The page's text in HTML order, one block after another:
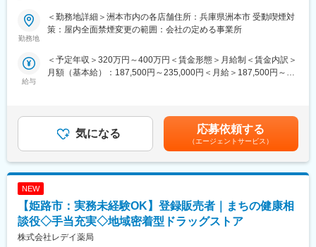
変更の範囲：会社の定める業務
です。
■現場から店舗運営まで段階的に成長できる環境：
レジ・商品管理などの基礎業務からスタートし、将来的には店長
地域のお客様との距離が近く、日々の接客や相談対応を通じて、
信頼される存在として働けます。
■安定した経営基盤のもと、長期的なキャリア形成が可能：
ツルハグループの一員として安定した基盤があり、腰を据えてキ
■労働組合があるので、安心して長く働ける仕組みがある：
職場での困りごとや意見を、労働組合を通じて会社に届けること
ができ、声を上げやすい環境があります。
■仕事内容：
まずは、レジ業務や商品管理などの基礎業務からスタートし、店
舗運営の基本を学んでいただきます。
・商品陳列・売場づくり
・発注・在庫管理
・売上・数値管理の補助
・スタッフのサポート業務
☆経験や適性に応じて、将来的にはスタッフの育成、
だく可能性があります。
＼仕事のやりがい／
レデイ薬局は、地域に密着したドラッグストアとして、
勤務地
＜勤務地詳細＞洲本市内の各店舗住所：兵庫県洲本市 受動喫煙対
策：屋内全面禁煙変更の範囲：会社の定める事業所
給与
＜予定年収＞320万円～400万円＜賃金形態＞月給制＜賃金内訳＞
月額（基本給）：187,500円～235,000円＜月給＞187,500円～
可能性があります。月給(月額)は固定手当を含めた表記です。
気になる 応募依頼する
（エージェントサービス）
NEW
【姫路市：実務未経験OK】登録販売者｜まちの健康相
談役◇手当充実◇地域密着型ドラッグストア
株式会社レデイ薬局